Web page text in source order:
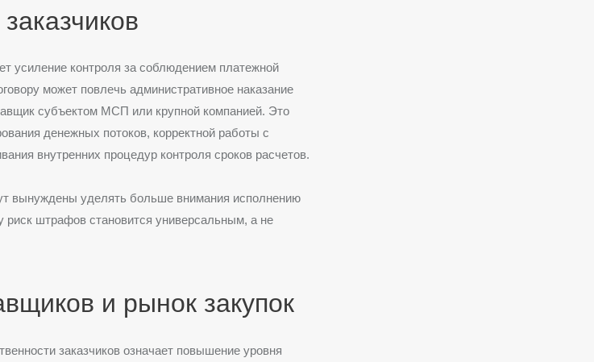
усиление контроля за соблюдением платежной
может повлечь административное наказание
субъектом МСП или крупной компанией. Это
денежных потоков, корректной работы с
внутренних процедур контроля сроков расчетов.
вынуждены уделять больше внимания исполнению
риск штрафов становится универсальным, а не
и рынок закупок
заказчиков означает повышение уровня